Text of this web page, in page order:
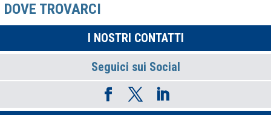
DOVE TROVARCI
I NOSTRI CONTATTI
Seguici sui Social